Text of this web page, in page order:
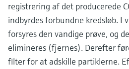
registrering af det producerede
indbyrdes forbundne kredsløb. I
forsyres den vandige prøve, og
elimineres (fjernes). Derefter
filter for at adskille partiklerne.